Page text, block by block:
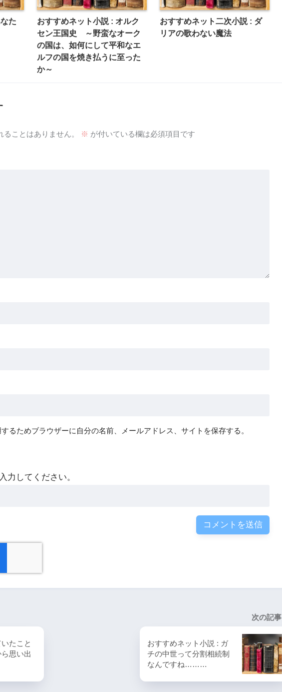
た
おすすめネット小説 : オルク
セン王国史 ～野蛮なオーク
の国は、如何にして平和なエ
ルフの国を焼き払うに至った
か～
おすすめネット二次小説 : ダ
リアの歌わない魔法
ことはありません。 ※ が付いている欄は必須項目です
るためブラウザーに自分の名前、メールアドレス、サイトを保存する。
力してください。
たこと
思い出
次の記事
おすすめネット小説 : ガ
チの中世って分割相続制
なんですね………